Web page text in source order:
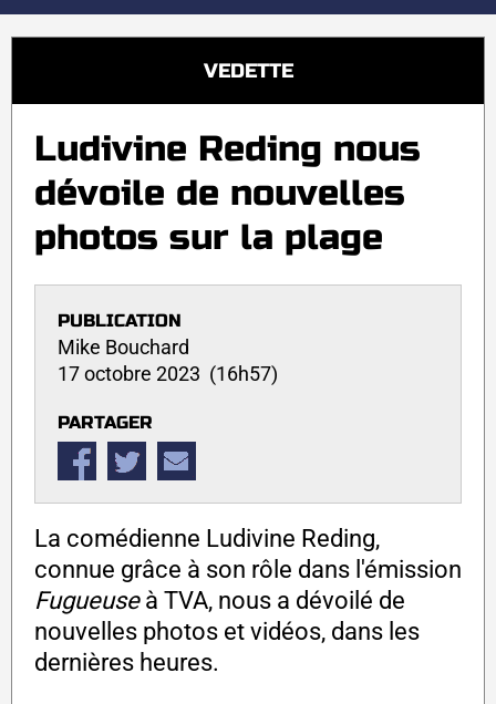
VEDETTE
Ludivine Reding nous
dévoile de nouvelles
photos sur la plage
PUBLICATION
Mike Bouchard
17 octobre 2023 (16h57)
PARTAGER
La comédienne Ludivine Reding,
connue grâce à son rôle dans l'émission
Fugueuseà TVA, nous a dévoilé de
nouvelles photos et vidéos, dans les
dernières heures.